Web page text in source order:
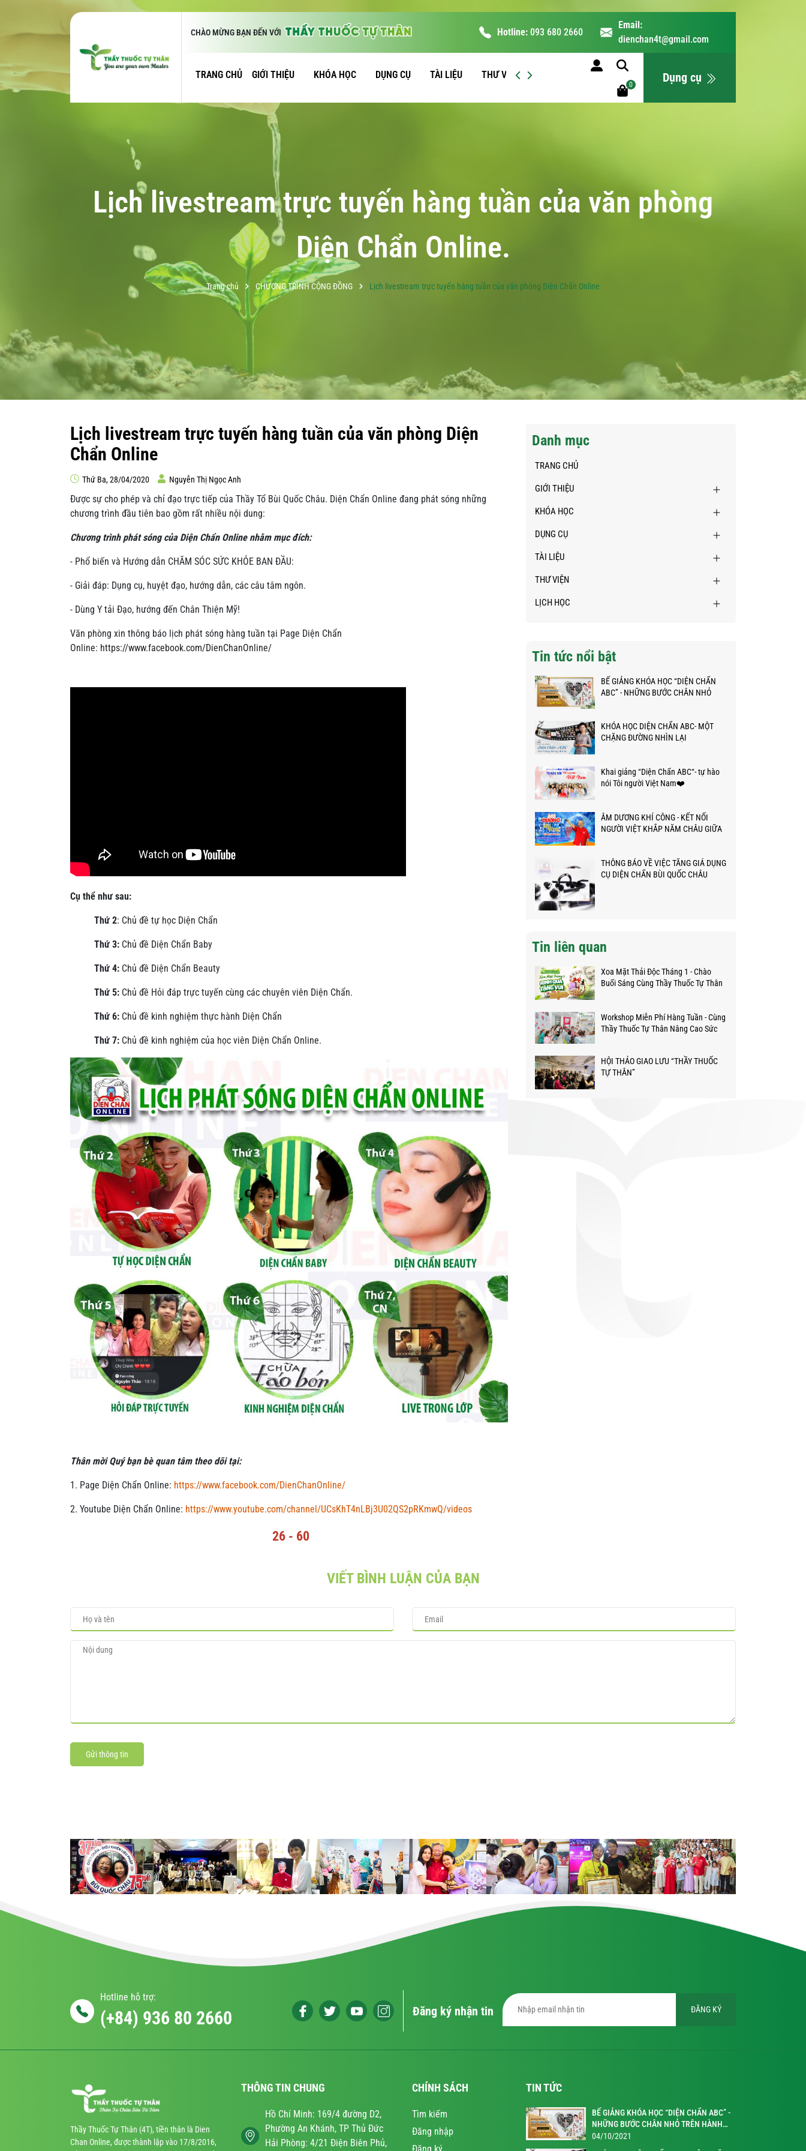
CHÀO MỪNG BẠN ĐẾN VỚI Hotline: 093 680 2660
Email:
dienchan4t@gmail.com
TRANG CHỦ GIỚI THIỆU KHÓA HỌC DỤNG CỤ TÀI LIỆU THƯ VIỆN
0 Dụng cụ
Lịch livestream trực tuyến hàng tuần của văn phòng
Diện Chẩn Online.
Trang chủ CHƯƠNG TRÌNH CỘNG ĐỒNG Lịch livestream trực tuyến hàng tuần của văn phòng Diện Chẩn Online
Lịch livestream trực tuyến hàng tuần của văn phòng Diện
Chẩn Online
Thứ Ba, 28/04/2020 Nguyễn Thị Ngọc Anh
Được sự cho phép và chỉ đạo trực tiếp của Thầy Tổ Bùi Quốc Châu. Diện Chẩn Online đang phát sóng những
chương trình đầu tiên bao gồm rất nhiều nội dung:
Chương trình phát sóng của Diện Chẩn Online nhằm mục đích:
- Phổ biến và Hướng dẫn CHĂM SÓC SỨC KHỎE BAN ĐẦU:
- Giải đáp: Dụng cụ, huyệt đạo, hướng dẫn, các câu tâm ngôn.
- Dùng Y tải Đạo, hướng đến Chân Thiện Mỹ!
Văn phòng xin thông báo lịch phát sóng hàng tuần tại Page Diện Chẩn
Online: https://www.facebook.com/DienChanOnline/
Cụ thể như sau:
Thứ 2: Chủ đề tự học Diện Chẩn
Thứ 3: Chủ đề Diện Chẩn Baby
Thứ 4: Chủ đề Diện Chẩn Beauty
Thứ 5: Chủ đề Hỏi đáp trực tuyến cùng các chuyên viên Diện Chẩn.
Thứ 6: Chủ đề kinh nghiệm thực hành Diện Chẩn
Thứ 7: Chủ đề kinh nghiệm của học viên Diện Chẩn Online.
Thân mời Quý bạn bè quan tâm theo dõi tại:
1. Page Diện Chẩn Online: https://www.facebook.com/DienChanOnline/
2. Youtube Diện Chẩn Online: https://www.youtube.com/channel/UCsKhT4nLBj3U02QS2pRKmwQ/videos
26 - 60
Danh mục
TRANG CHỦ
GIỚI THIỆU
KHÓA HỌC
DỤNG CỤ
TÀI LIỆU
THƯ VIỆN
LỊCH HỌC
Tin tức nổi bật
BẾ GIẢNG KHÓA HỌC “DIỆN CHẨN
ABC” - NHỮNG BƯỚC CHÂN NHỎ
KHÓA HỌC DIỆN CHẨN ABC- MỘT
CHẶNG ĐƯỜNG NHÌN LẠI
Khai giảng “Diện Chẩn ABC“- tự hào
nói Tôi người Việt Nam❤️
ÂM DƯƠNG KHÍ CÔNG - KẾT NỐI
NGƯỜI VIỆT KHẮP NĂM CHÂU GIỮA
THÔNG BÁO VỀ VIỆC TĂNG GIÁ DỤNG
CỤ DIỆN CHẨN BÙI QUỐC CHÂU
Tin liên quan
Xoa Mặt Thải Độc Tháng 1 - Chào
Buổi Sáng Cùng Thầy Thuốc Tự Thân
Workshop Miễn Phí Hàng Tuần - Cùng
Thầy Thuốc Tự Thân Nâng Cao Sức
HỘI THẢO GIAO LƯU “THẦY THUỐC
TỰ THÂN”
VIẾT BÌNH LUẬN CỦA BẠN
Gửi thông tin
Hotline hỗ trợ:
(+84) 936 80 2660 Đăng ký nhận tin ĐĂNG KÝ
Thầy Thuốc Tự Thân (4T), tiền thân là Dien
Chan Online, được thành lập vào 17/8/2016,
THÔNG TIN CHUNG
Hồ Chí Minh: 169/4 đường D2,
Phường An Khánh, TP Thủ Đức
Hải Phòng: 4/21 Điện Biên Phủ,
CHÍNH SÁCH
Tìm kiếm
Đăng nhập
TIN TỨC
BẾ GIẢNG KHÓA HỌC “DIỆN CHẨN ABC” -
NHỮNG BƯỚC CHÂN NHỎ TRÊN HÀNH
TRÌNH KỲ DIỆU
04/10/2021